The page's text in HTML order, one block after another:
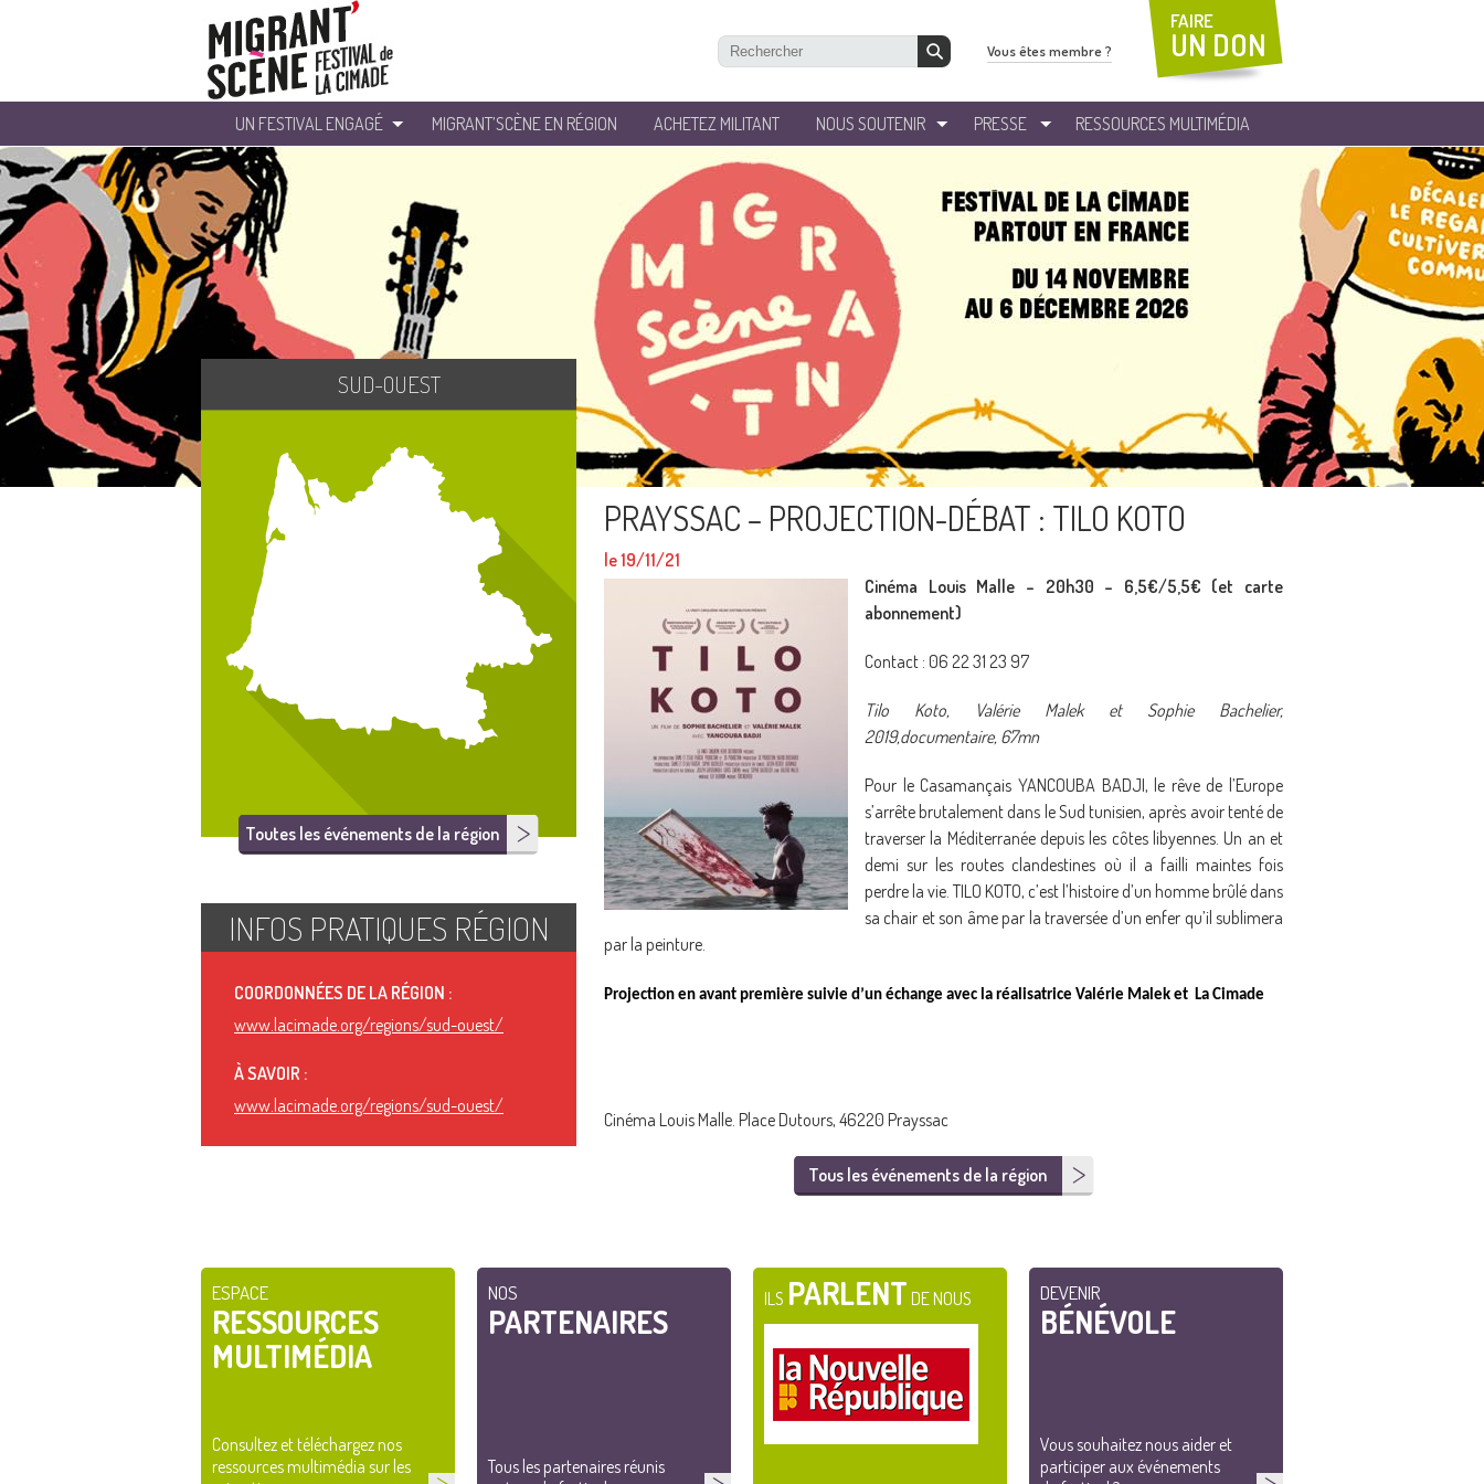
UN FESTIVAL ENGAGÉ MIGRANT’SCÈNE EN RÉGION ACHETEZ MILITANT NOUS SOUTENIR PRESSE RESSOURCES MULTIMÉDIA
Vous êtes membre ?
FAIRE
UN DON
PRAYSSAC – PROJECTION-DÉBAT : TILO KOTO
le 19/11/21
Cinéma Louis Malle – 20h30 – 6,5€/5,5€ (et carte
abonnement)
Contact : 06 22 31 23 97
Tilo Koto, Valérie Malek et Sophie Bachelier,
2019,documentaire, 67mn
Pour le Casamançais YANCOUBA BADJI, le rêve de l’Europe
s’arrête brutalement dans le Sud tunisien, après avoir tenté de
traverser la Méditerranée depuis les côtes libyennes. Un an et
demi sur les routes clandestines où il a failli maintes fois
perdre la vie. TILO KOTO, c’est l’histoire d’un homme brûlé dans
sa chair et son âme par la traversée d’un enfer qu’il sublimera
par la peinture.
Projection en avant première suivie d’un échange avec la réalisatrice Valérie Malek et La Cimade
Cinéma Louis Malle. Place Dutours, 46220 Prayssac
Tous les événements de la région
SUD-OUEST
Toutes les événements de la région
INFOS PRATIQUES RÉGION
COORDONNÉES DE LA RÉGION :
www.lacimade.org/regions/sud-ouest/
À SAVOIR :
www.lacimade.org/regions/sud-ouest/
ESPACE
RESSOURCES
MULTIMÉDIA
Consultez et téléchargez nos
ressources multimédia sur les
NOS
PARTENAIRES
Tous les partenaires réunis
ILS PARLENT DE NOUS DEVENIR
BÉNÉVOLE
Vous souhaitez nous aider et
participer aux événements